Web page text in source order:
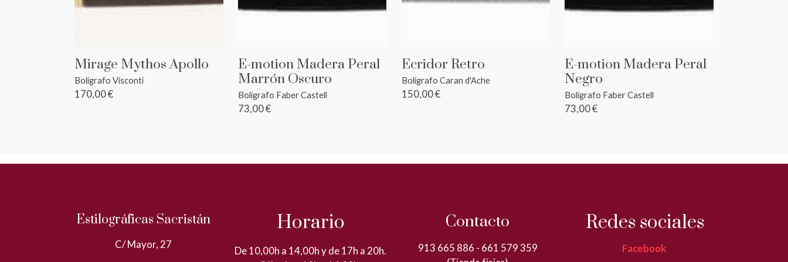
Mirage Mythos Apollo
Bolígrafo Visconti
170,00 €
E-motion Madera Peral
Marrón Oscuro
Bolígrafo Faber Castell
73,00 €
Ecridor Retro
Bolígrafo Caran d'Ache
150,00 €
E-motion Madera Peral
Negro
Bolígrafo Faber Castell
73,00 €
Estilográficas Sacristán
C/ Mayor, 27
Horario
De 10,00h a 14,00h y de 17h a 20h.
Contacto
913 665 886 - 661 579 359
Redes sociales
Facebook